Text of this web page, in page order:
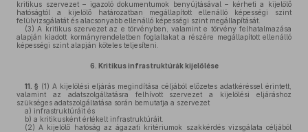
kritikus szervezet – igazoló dokumentumok benyújtásával – kérheti a kijelölő
hatóságtól a kijelölő határozatban megállapított ellenálló képességi szint
felülvizsgálatát és alacsonyabb ellenálló képességi szint megállapítását.
(3) A kritikus szervezet az e törvényben, valamint e törvény felhatalmazása
alapján kiadott kormányrendeletben foglaltakat a részére megállapított ellenálló
képességi szint alapján köteles teljesíteni.
6. Kritikus infrastruktúrák kijelölése
11. § (1) A kijelölési eljárás megindítása céljából előzetes adatkéréssel érintett,
valamint az adatszolgáltatásra felhívott szervezet a kijelölési eljáráshoz
szükséges adatszolgáltatása során bemutatja a szervezet
a) infrastruktúráit és
b) a kritikusként értékelt infrastruktúráit.
(2) A kijelölő hatóság az ágazati kritériumok szakkérdés vizsgálata céljából